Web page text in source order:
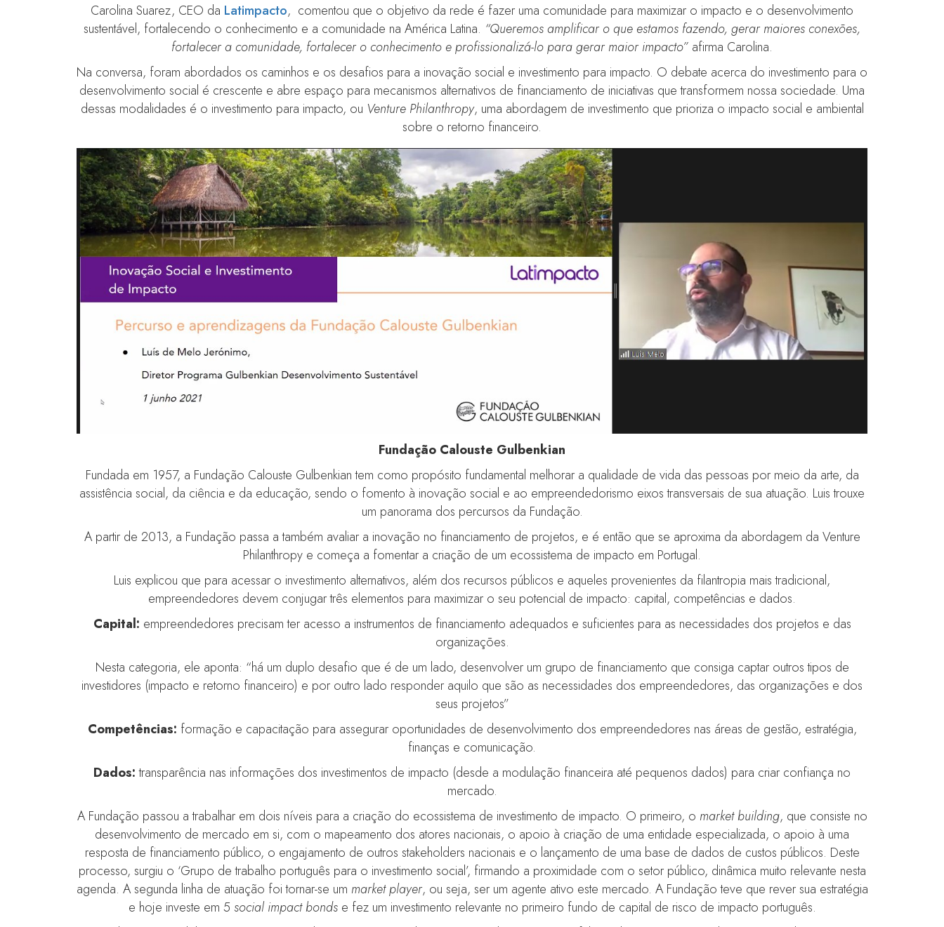
Carolina Suarez, CEO da Latimpacto, comentou que o objetivo da rede é fazer uma comunidade para maximizar o impacto e o desenvolvimento
sustentável, fortalecendo o conhecimento e a comunidade na América Latina. “Queremos amplificar o que estamos fazendo, gerar maiores conexões,
fortalecer a comunidade, fortalecer o conhecimento e profissionalizá-lo para gerar maior impacto” afirma Carolina.
Na conversa, foram abordados os caminhos e os desafios para a inovação social e investimento para impacto. O debate acerca do investimento para o
desenvolvimento social é crescente e abre espaço para mecanismos alternativos de financiamento de iniciativas que transformem nossa sociedade. Uma
dessas modalidades é o investimento para impacto, ou Venture Philanthropy, uma abordagem de investimento que prioriza o impacto social e ambiental
sobre o retorno financeiro.
Fundação Calouste Gulbenkian
Fundada em 1957, a Fundação Calouste Gulbenkian tem como propósito fundamental melhorar a qualidade de vida das pessoas por meio da arte, da
assistência social, da ciência e da educação, sendo o fomento à inovação social e ao empreendedorismo eixos transversais de sua atuação. Luis trouxe
um panorama dos percursos da Fundação.
A partir de 2013, a Fundação passa a também avaliar a inovação no financiamento de projetos, e é então que se aproxima da abordagem da Venture
Philanthropy e começa a fomentar a criação de um ecossistema de impacto em Portugal.
Luis explicou que para acessar o investimento alternativos, além dos recursos públicos e aqueles provenientes da filantropia mais tradicional,
empreendedores devem conjugar três elementos para maximizar o seu potencial de impacto: capital, competências e dados.
Capital: empreendedores precisam ter acesso a instrumentos de financiamento adequados e suficientes para as necessidades dos projetos e das
organizações.
Nesta categoria, ele aponta: “há um duplo desafio que é de um lado, desenvolver um grupo de financiamento que consiga captar outros tipos de
investidores (impacto e retorno financeiro) e por outro lado responder aquilo que são as necessidades dos empreendedores, das organizações e dos
seus projetos”
Competências: formação e capacitação para assegurar oportunidades de desenvolvimento dos empreendedores nas áreas de gestão, estratégia,
finanças e comunicação.
Dados:transparência nas informações dos investimentos de impacto (desde a modulação financeira até pequenos dados) para criar confiança no
mercado.
A Fundação passou a trabalhar em dois níveis para a criação do ecossistema de investimento de impacto. O primeiro, o market building, que consiste no
desenvolvimento de mercado em si, com o mapeamento dos atores nacionais, o apoio à criação de uma entidade especializada, o apoio à uma
resposta de financiamento público, o engajamento de outros stakeholders nacionais e o lançamento de uma base de dados de custos públicos. Deste
processo, surgiu o ‘Grupo de trabalho português para o investimento social’, firmando a proximidade com o setor público, dinâmica muito relevante nesta
agenda. A segunda linha de atuação foi tornar-se um market player, ou seja, ser um agente ativo este mercado. A Fundação teve que rever sua estratégia
e hoje investe em 5 social impact bondse fez um investimento relevante no primeiro fundo de capital de risco de impacto português.